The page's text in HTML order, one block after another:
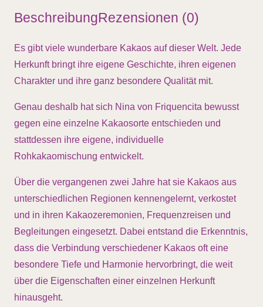
Kakaomischung,
Menge
BeschreibungRezensionen (0)
Es gibt viele wunderbare Kakaos auf dieser Welt. Jede
Herkunft bringt ihre eigene Geschichte, ihren eigenen
Charakter und ihre ganz besondere Qualität mit.
Genau deshalb hat sich Nina von Friquencita bewusst
gegen eine einzelne Kakaosorte entschieden und
stattdessen ihre eigene, individuelle
Rohkakaomischung entwickelt.
Über die vergangenen zwei Jahre hat sie Kakaos aus
unterschiedlichen Regionen kennengelernt, verkostet
und in ihren Kakaozeremonien, Frequenzreisen und
Begleitungen eingesetzt. Dabei entstand die Erkenntnis,
dass die Verbindung verschiedener Kakaos oft eine
besondere Tiefe und Harmonie hervorbringt, die weit
über die Eigenschaften einer einzelnen Herkunft
hinausgeht.